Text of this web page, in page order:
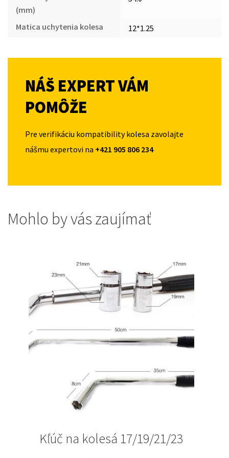
(mm)
Matica uchytenia kolesa 12*1.25
NÁŠ EXPERT VÁM
POMÔŽE
Pre verifikáciu kompatibility kolesa zavolajte
nášmu expertovi na +421 905 806 234
Mohlo by vás zaujímať
Kľúč na kolesá 17/19/21/23